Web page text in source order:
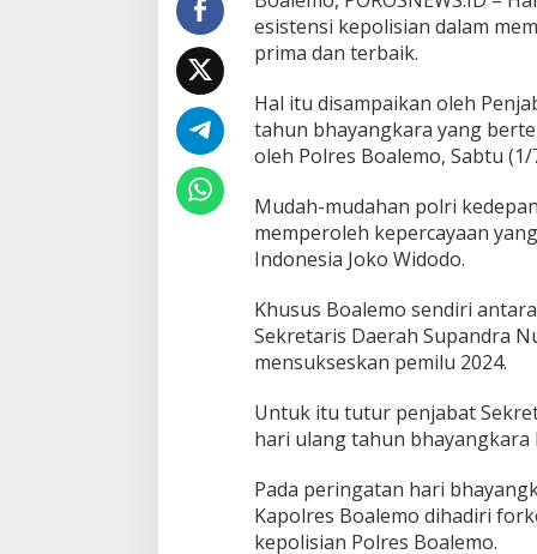
y
a
k
a
r
a
e
-
7
7
a
h
u
n
esistensi kepolisian dalam
prima dan terbaik.
Hal itu disampaikan oleh
tahun bhayangkara yang
oleh Polres Boalemo, Sabtu (1/
Mudah-mudahan polri
memperoleh kepercayaan
Indonesia Joko Widodo.
Khusus Boalemo sendiri
Sekretaris Daerah Supandra
mensukseskan pemilu 2024.
Untuk itu tutur penjabat
hari ulang tahun bhayangkara
Pada peringatan hari
Kapolres Boalemo dihadiri
kepolisian Polres Boalemo.